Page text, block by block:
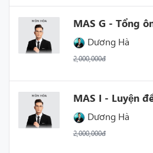
MAS G - Tổng
Dương Hà
2,000,000đ
MAS I - Luyện
Dương Hà
2,000,000đ